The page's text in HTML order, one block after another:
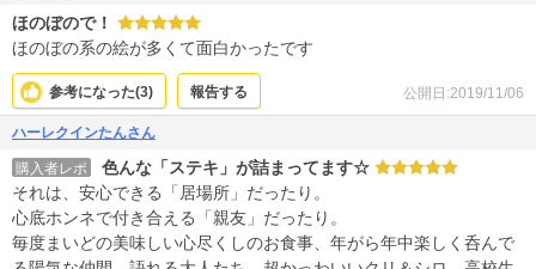
ほのぼので！
ほのぼの系の絵が多くて面白かったです
公開日:2019/11/06
参考になった(3) 報告する
ハーレクインたんさん
購入者レポ
色んな「ステキ」が詰まってます☆
それは、安心できる「居場所」だったり。
心底ホンネで付き合える「親友」だったり。
毎度まいどの美味しい心尽くしのお食事、年がら年中楽しく呑んで